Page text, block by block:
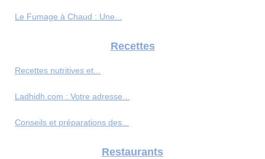
Le Fumage à Chaud : Une...
Recettes
Recettes nutritives et...
Ladhidh.com : Votre adresse...
Conseils et préparations des...
Restaurants